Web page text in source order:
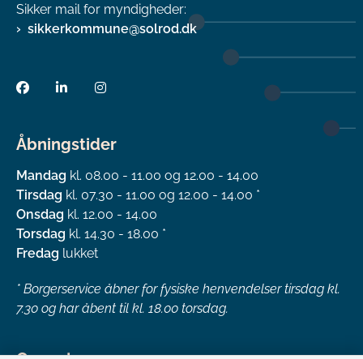
Sikker mail for myndigheder:
sikkerkommune@solrod.dk
Åbningstider
Mandag kl. 08.00 - 11.00 og 12.00 - 14.00
Tirsdag kl. 07.30 - 11.00 og 12.00 - 14.00 *
Onsdag kl. 12.00 - 14.00
Torsdag kl. 14.30 - 18.00 *
Fredag lukket
* Borgerservice åbner for fysiske henvendelser tirsdag kl.
7.30 og har åbent til kl. 18.00 torsdag.